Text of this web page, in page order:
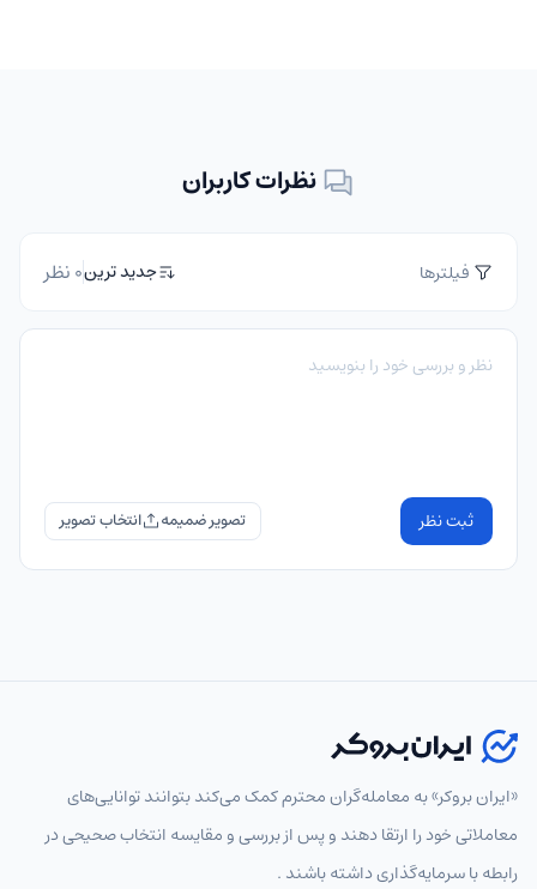
نظرات کاربران
فیلترها جدید ترین0 نظر
ثبت نظر تصویر ضمیمه
«ایران بروکر» به معامله‌گران محترم کمک می‌کند بتوانند توانایی‌های
معاملاتی خود را ارتقا دهند و پس از بررسی و مقایسه انتخاب‌ صحیحی در
رابطه با سرمایه‌گذاری داشته باشند .